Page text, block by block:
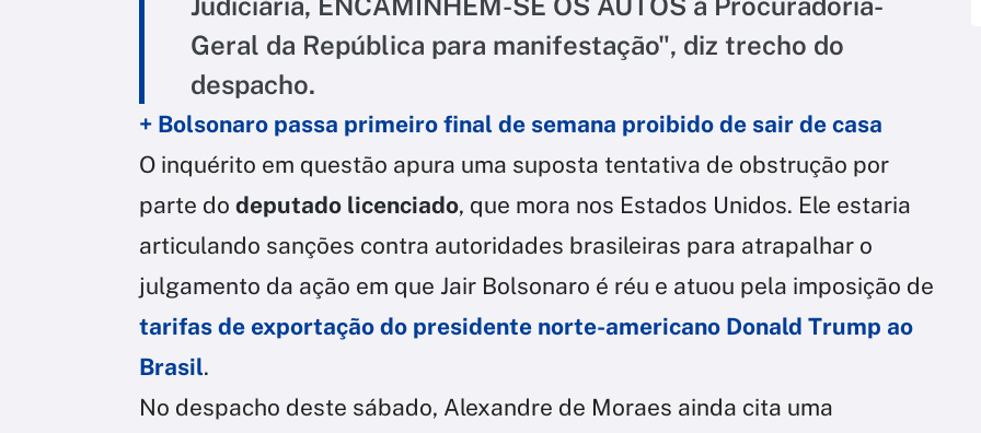
Geral da República para manifestação", diz trecho do
despacho.
+ Bolsonaro passa primeiro final de semana proibido de sair de casa
O inquérito em questão apura uma suposta tentativa de obstrução por
parte do deputado licenciado, que mora nos Estados Unidos. Ele estaria
articulando sanções contra autoridades brasileiras para atrapalhar o
julgamento da ação em que Jair Bolsonaro é réu e atuou pela imposição de
tarifas de exportação do presidente norte-americano Donald Trump ao
Brasil.
No despacho deste sábado, Alexandre de Moraes ainda cita uma